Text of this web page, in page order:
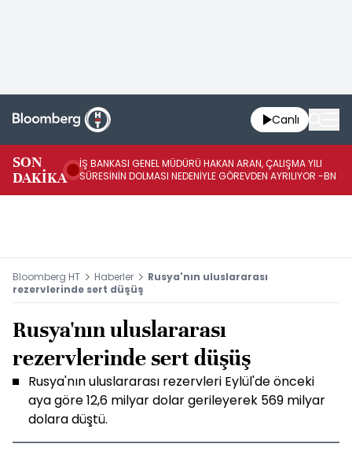
Canlı
SON
DAKİKA
İŞ BANKASI GENEL MÜDÜRÜ HAKAN ARAN, ÇALIŞMA YILI
SÜRESİNİN DOLMASI NEDENİYLE GÖREVDEN AYRILIYOR -BN
Bloomberg HT Haberler
Rusya'nın uluslararası
rezervlerinde sert düşüş
Rusya'nın uluslararası
rezervlerinde sert düşüş
Rusya'nın uluslararası rezervleri Eylül'de önceki
aya göre 12,6 milyar dolar gerileyerek 569 milyar
dolara düştü.